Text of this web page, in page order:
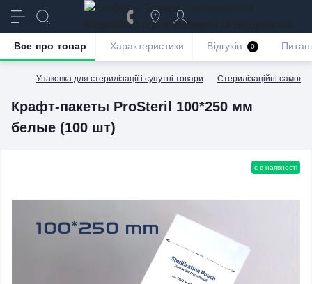
якість та бездоганне
обслуговування
Упаковка для стерилізації і супутні товари Стерилізаційні
Крафт-пакеты ProSteril 100*250 мм
белые (100 шт)
Все про товар Характеристики Відгуків 0
є в наявності